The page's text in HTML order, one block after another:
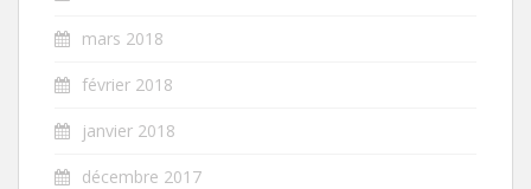
mars 2018
février 2018
janvier 2018
décembre 2017